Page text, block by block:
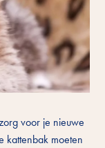
voor je nieuwe
kattenbak moeten